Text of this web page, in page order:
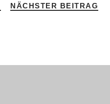
NÄCHSTER BEITRAG